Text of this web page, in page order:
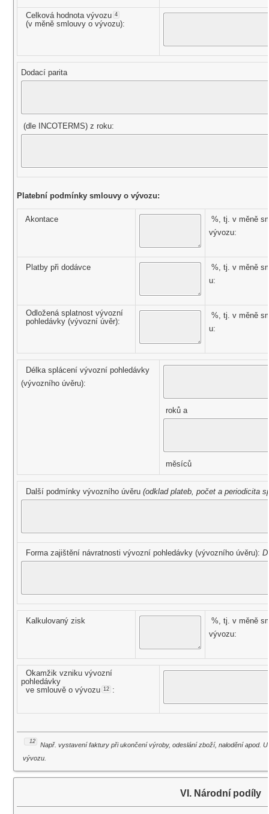
Celková hodnota vývozu 4
(v měně smlouvy o vývozu):
Dodací parita
(dle INCOTERMS) z roku:
Platební podmínky smlouvy o vývozu:
Akontace
%, tj. v měně
vývozu:
Platby při dodávce
%, tj. v měně
u:
Odložená splatnost vývozní
pohledávky (vývozní úvěr):
%, tj. v měně
u:
Délka splácení vývozní pohledávky
(vývozního úvěru):
roků a
měsíců
Další podmínky vývozního úvěru (odklad plateb, počet a periodicita
Forma zajištění návratnosti vývozní pohledávky (vývozního úvěru):
Kalkulovaný zisk
%, tj. v měně
vývozu:
Okamžik vzniku vývozní
pohledávky
ve smlouvě o vývozu 12 :
12
Např. vystavení faktury při ukončení výroby, odeslání zboží, nalodění apod.
vývozu.
VI. Národní podíly